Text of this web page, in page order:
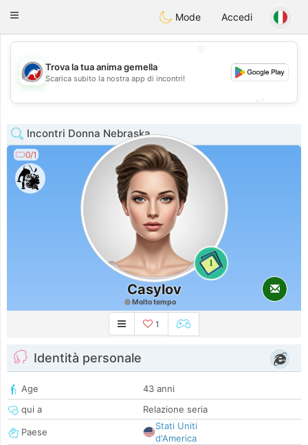
AustraliaChat
Toggle
Mode Accedi
💖
💕
Trova la tua anima gemella
Scarica subito la nostra app di incontri!
Incontri Donna Nebraska
0/1
1
Casylov
Molto tempo
1
Identità personale
Age
43 anni
qui a
Relazione seria
Paese
Stati Uniti
d'America